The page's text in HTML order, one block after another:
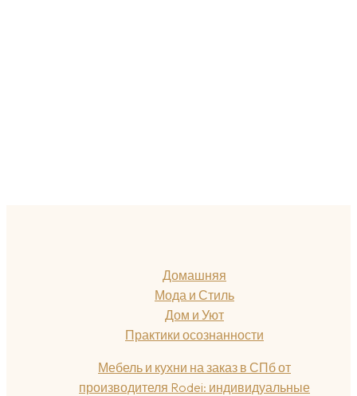
Домашняя
Мода и Стиль
Дом и Уют
Практики осознанности
Мебель и кухни на заказ в СПб от
производителя Rodei: индивидуальные